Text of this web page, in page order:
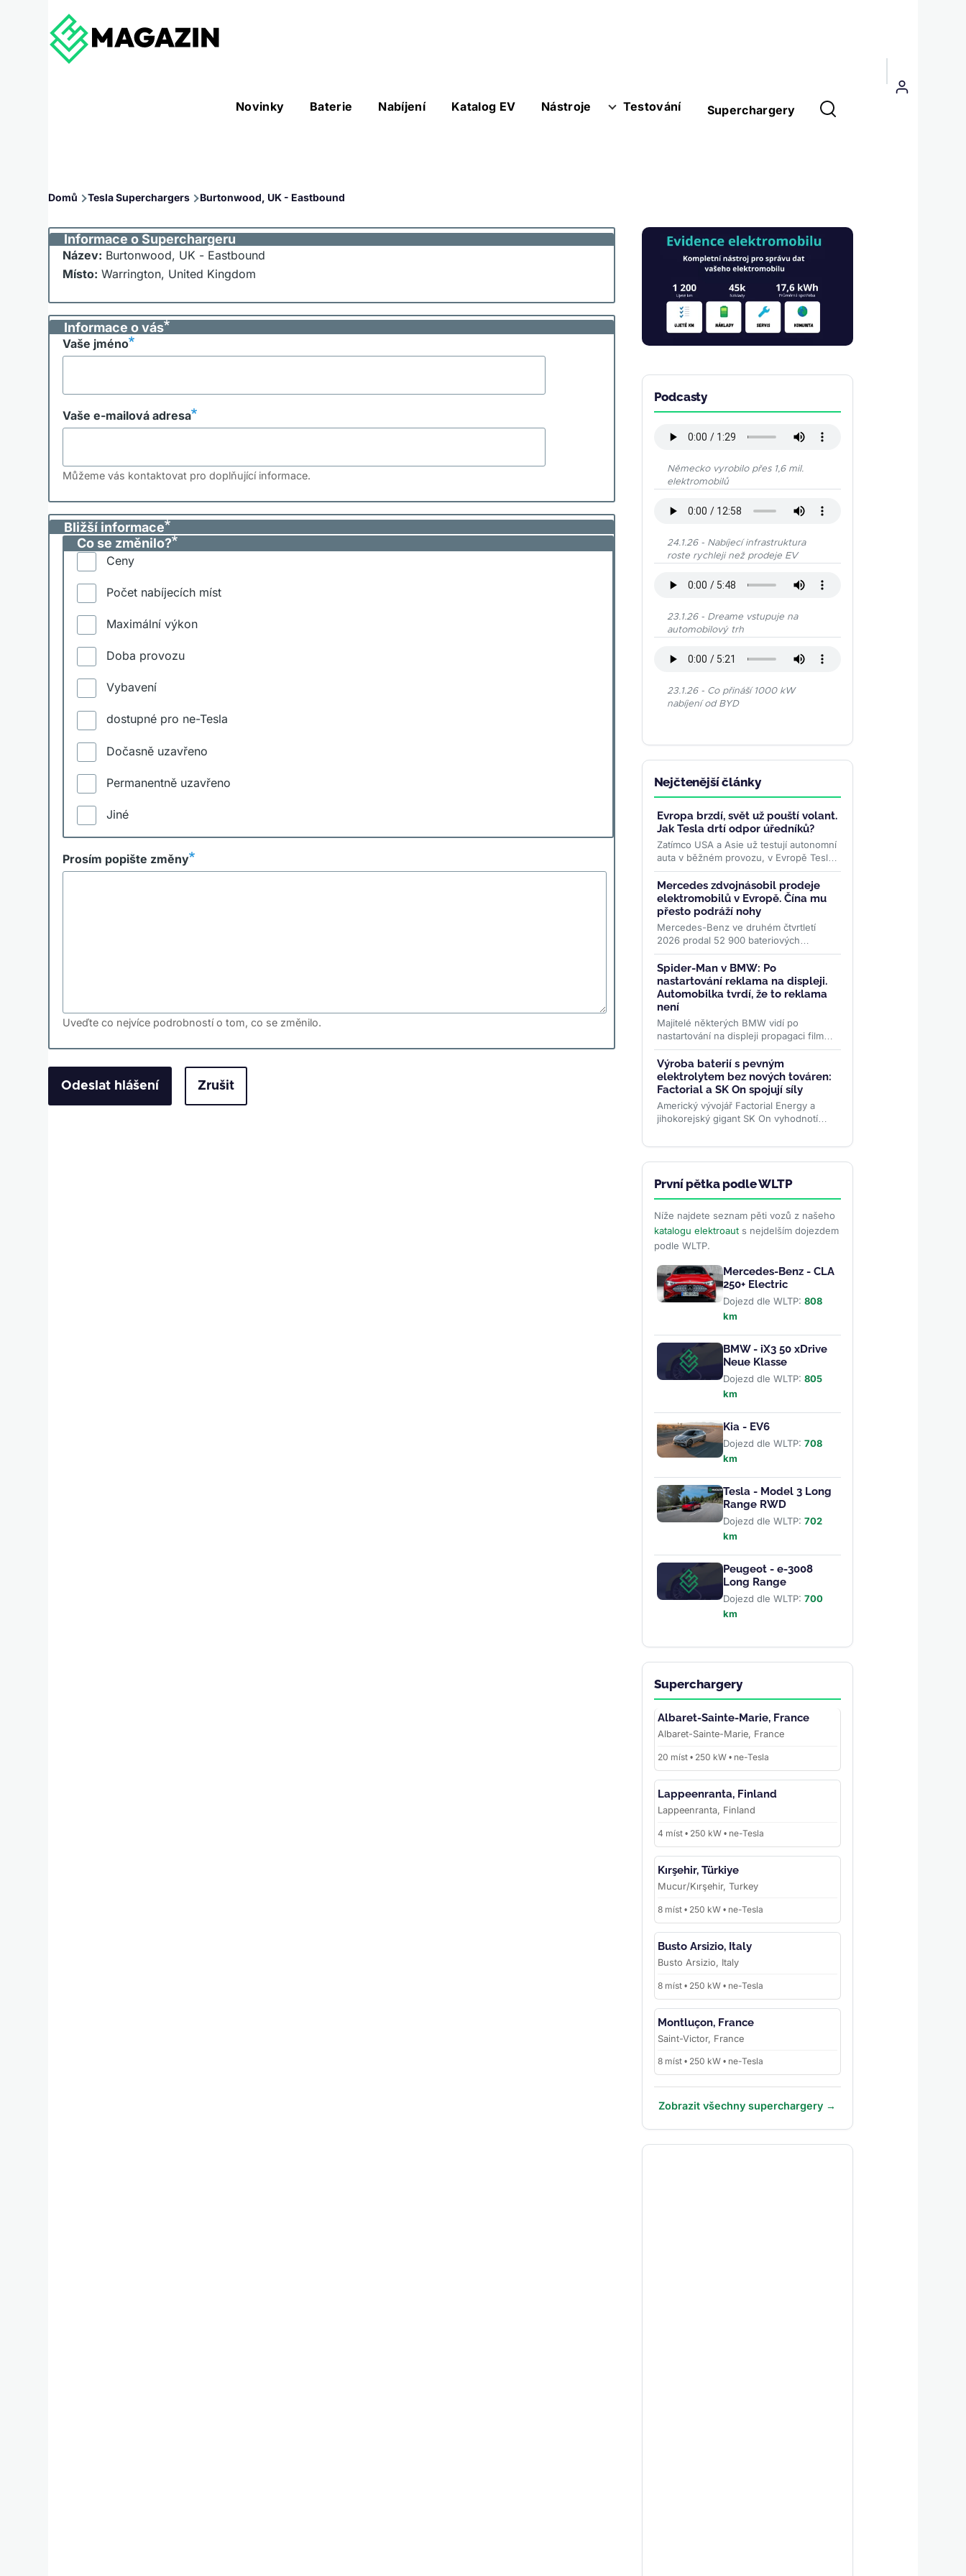
Hlavní
Novinky Baterie Nabíjení Katalog EV Nástroje
Nástroje sub-navigation Testování Superchargery
Menu
uživatelského
Drobečková
navigace
Domů Tesla Superchargers Burtonwood, UK - Eastbound
Informace o Superchargeru
Název: Burtonwood, UK - Eastbound
Místo: Warrington, United Kingdom
Informace o vás
Vaše jméno
Vaše e-mailová adresa
Můžeme vás kontaktovat pro doplňující informace.
Bližší informace
Co se změnilo?
Ceny
Počet nabíjecích míst
Maximální výkon
Doba provozu
Vybavení
dostupné pro ne-Tesla
Dočasně uzavřeno
Permanentně uzavřeno
Jiné
Prosím popište změny
Uveďte co nejvíce podrobností o tom, co se změnilo.
Zrušit
Obrázek
Podcasty
Německo vyrobilo přes 1,6 mil.
elektromobilů
24.1.26 - Nabíjecí infrastruktura
roste rychleji než prodeje EV
23.1.26 - Dreame vstupuje na
automobilový trh
23.1.26 - Co přináší 1000 kW
nabíjení od BYD
Nejčtenější články
Evropa brzdí, svět už pouští volant.
Jak Tesla drtí odpor úředníků?
Zatímco USA a Asie už testují autonomní
auta v běžném provozu, v Evropě Tesla
naráží na byrokratické překážky. Pět
zemí EU už ale...>>
Mercedes zdvojnásobil prodeje
elektromobilů v Evropě. Čína mu
přesto podráží nohy
Mercedes-Benz ve druhém čtvrtletí
2026 prodal 52 900 bateriových
elektromobilů, o 51 procent více než
před rokem. Evropa rostla o 87
procent...>>
Spider-Man v BMW: Po
nastartování reklama na displeji.
Automobilka tvrdí, že to reklama
není
Majitelé některých BMW vidí po
nastartování na displeji propagaci filmu
Spider-Man. Automobilka to za reklamu
nepovažuje, řidiči ale mluví...
Výroba baterií s pevným
elektrolytem bez nových továren:
Factorial a SK On spojují síly
Americký vývojář Factorial Energy a
jihokorejský gigant SK On vyhodnotí
na stávajících linkách....>>
První pětka podle WLTP
Níže najdete seznam pěti vozů z našeho
katalogu elektroauts nejdelším dojezdem
podle WLTP.
Mercedes-Benz - CLA
250+ Electric
Dojezd dle WLTP: 808
km
BMW - iX3 50 xDrive
Neue Klasse
Dojezd dle WLTP: 805
km
Kia - EV6
Dojezd dle WLTP: 708
km
Tesla - Model 3 Long
Range RWD
Dojezd dle WLTP: 702
km
Peugeot - e-3008
Long Range
Dojezd dle WLTP: 700
km
Superchargery
Albaret-Sainte-Marie, France
Albaret-Sainte-Marie, France
20 míst • 250 kW • ne-Tesla
Lappeenranta, Finland
Lappeenranta, Finland
4 míst • 250 kW • ne-Tesla
Kırşehir, Türkiye
Mucur/Kırşehir, Turkey
8 míst • 250 kW • ne-Tesla
Busto Arsizio, Italy
Busto Arsizio, Italy
8 míst • 250 kW • ne-Tesla
Montluçon, France
Saint-Victor, France
8 míst • 250 kW • ne-Tesla
Zobrazit všechny superchargery →